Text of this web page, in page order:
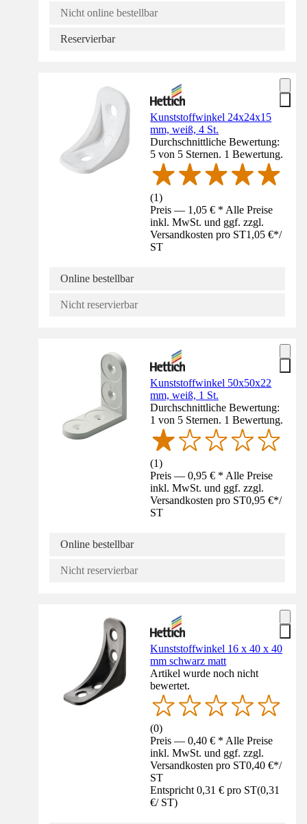
Nicht online bestellbar
Reservierbar
Kunststoffwinkel 24x24x15
mm, weiß, 4 St.
Durchschnittliche Bewertung:
5 von 5 Sternen. 1 Bewertung.
(1)
Preis — 1,05 € * Alle Preise
inkl. MwSt. und ggf. zzgl.
Versandkosten pro ST1,05 €*/
ST
Online bestellbar
Nicht reservierbar
Kunststoffwinkel 50x50x22
mm, weiß, 1 St.
Durchschnittliche Bewertung:
1 von 5 Sternen. 1 Bewertung.
(1)
Preis — 0,95 € * Alle Preise
inkl. MwSt. und ggf. zzgl.
Versandkosten pro ST0,95 €*/
ST
Online bestellbar
Nicht reservierbar
Kunststoffwinkel 16 x 40 x 40
mm schwarz matt
Artikel wurde noch nicht
bewertet.
(0)
Preis — 0,40 € * Alle Preise
inkl. MwSt. und ggf. zzgl.
Versandkosten pro ST0,40 €*/
ST
Entspricht 0,31 € pro ST(0,31
€/ ST)